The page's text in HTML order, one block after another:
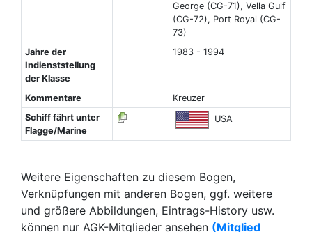
George (CG-71), Vella Gulf
(CG-72), Port Royal (CG-
73)
Jahre der
Indienststellung
der Klasse
1983 - 1994
Kommentare
Kreuzer
Schiff fährt unter
Flagge/Marine
USA
Weitere Eigenschaften zu diesem Bogen,
Verknüpfungen mit anderen Bogen, ggf. weitere
und größere Abbildungen, Eintrags-History usw.
können nur AGK-Mitglieder ansehen (Mitglied